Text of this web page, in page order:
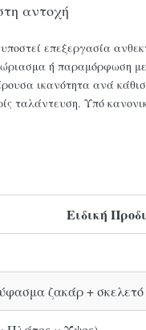
αντοχή
επεξεργασία
ή παραμόρφωση
ικανότητα ανά
ταλάντευση. Υπό
Ειδική
ζακάρ +